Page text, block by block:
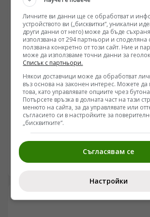
възможна хибридна атака, редица
посочват технически несъответствия
версии и подчертават засилващия се
вътрешнополитически натиск в
Анхалт.
НАТО
Алгоритмичният провал на НАТО и
украинския тил променят характера
/Поглед.инфо/ Анализът на военните
често разкрива системни
западните алгоритмични модели за
платформи като Palantir се опитват да
и инфраструктурен натиск, реалната
07.08.2026 06:36
Личните ви данни ще се обработват и
устройството ви („бисквитки“, уникални
други данни от него) може да бъде
използвана от 294 партньори и споделяна
ползвана конкретно от този сайт. Ние и
може да използваме точни данни за
Списък с партньори.
Някои доставчици може да обработват
въз основа на законен интерес. Можете
това, като управлявате опциите чрез
Потърсете връзка в долната част на тази
менюто на сайта, за да управлявате или
съгласието си в настройките за
„бисквитките“.
Съгласявам се
Настройки